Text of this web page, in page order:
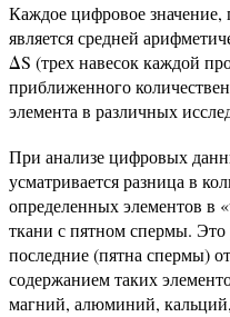
Каждое цифровое значение,
является средней
ΔS (трех навесок каждой
приближенного
элемента в различных
При анализе цифровых
усматривается разница в
определенных элементов в
ткани с пятном спермы. Это
последние (пятна спермы)
содержанием таких
магний, алюминий,